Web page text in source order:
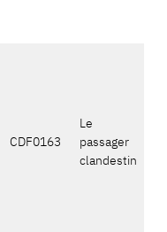
CDF0163
Le
passager
clandestin